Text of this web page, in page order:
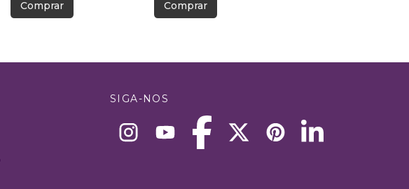
Comprar
Comprar
SIGA-NOS